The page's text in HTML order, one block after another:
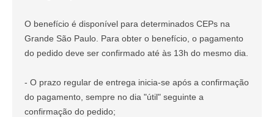
O benefício é disponível para determinados CEPs na
Grande São Paulo. Para obter o benefício, o pagamento
do pedido deve ser confirmado até às 13h do mesmo dia.
- O prazo regular de entrega inicia-se após a confirmação
do pagamento, sempre no dia "útil" seguinte a
confirmação do pedido;